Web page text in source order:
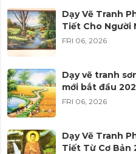
Dạy Vẽ Tranh
Tiết Cho Người
FRI 06, 2026
Dạy vẽ tranh
mới bắt đầu
FRI 06, 2026
Dạy Vẽ Tranh
Tiết Từ Cơ Bản